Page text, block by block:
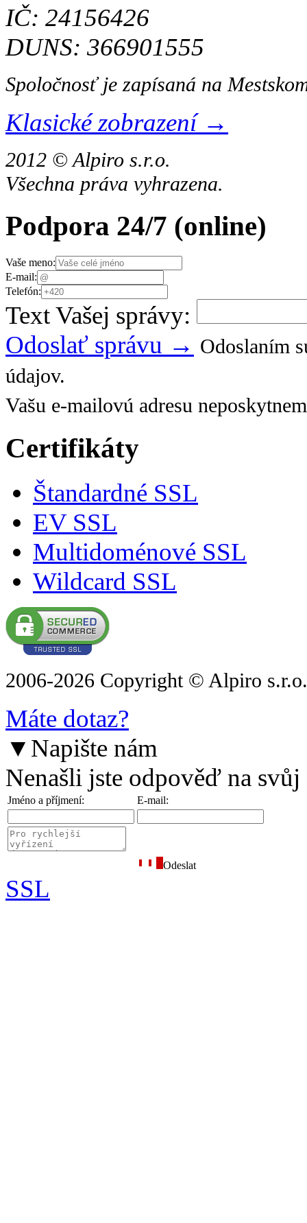
IČ: 24156426
DUNS: 366901555
Spoločnosť je zapísaná na
Klasické zobrazení →
2012 © Alpiro s.r.o.
Všechna práva vyhrazena.
Podpora 24/7 (online)
Vaše meno:
E-mail:
Telefón:
Text Vašej správy:
Odoslať správu → Odoslaním
údajov.
Vašu e-mailovú adresu
Certifikáty
Štandardné SSL
EV SSL
Multidoménové SSL
Wildcard SSL
2006-2026 Copyright © Alpiro
Máte dotaz?
▼ Napište nám
Nenašli jste odpověď na
Jméno a příjmení: E-mail:
Odeslat
SSL